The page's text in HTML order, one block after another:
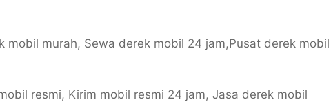
mobil murah, Sewa derek mobil 24 jam,Pusat derek mobil
resmi, Kirim mobil resmi 24 jam, Jasa derek mobil